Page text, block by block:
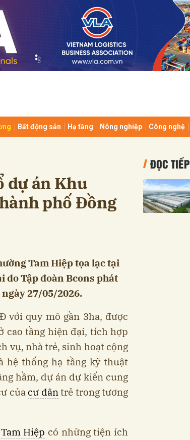
Bất động sản Hạ tầng Nông nghiệp Công nghệ
dự án Khu
phố Đồng
Tam Hiệp tọa lạc tại
do Tập đoàn Bcons phát
27/05/2026.
với quy mô gần 3ha, được
cao tầng hiện đại, tích hợp
vụ, nhà trẻ, sinh hoạt cộng
hệ thống hạ tầng kỹ thuật
hầm, dự án dự kiến cung
củacư dântrẻ trong tương
Hiệp có những tiện ích
ĐỌC TIẾP